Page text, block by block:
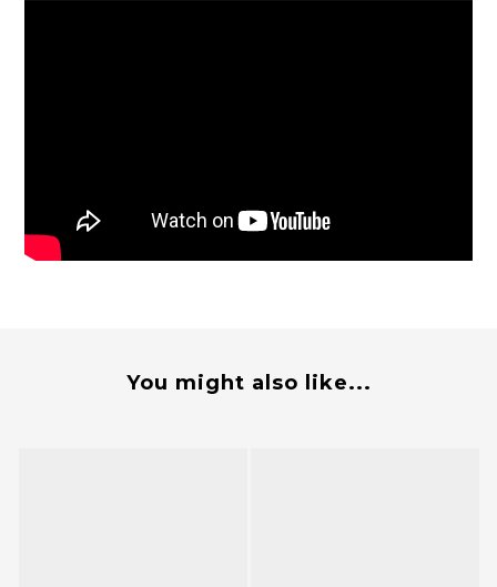
You might also like...